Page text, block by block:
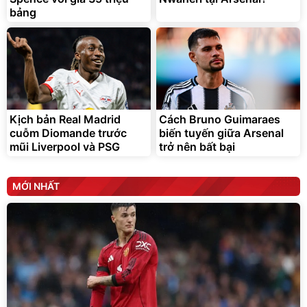
bảng
Kịch bản Real Madrid
cuỗm Diomande trước
mũi Liverpool và PSG
Cách Bruno Guimaraes
biến tuyến giữa Arsenal
trở nên bất bại
MỚI NHẤT